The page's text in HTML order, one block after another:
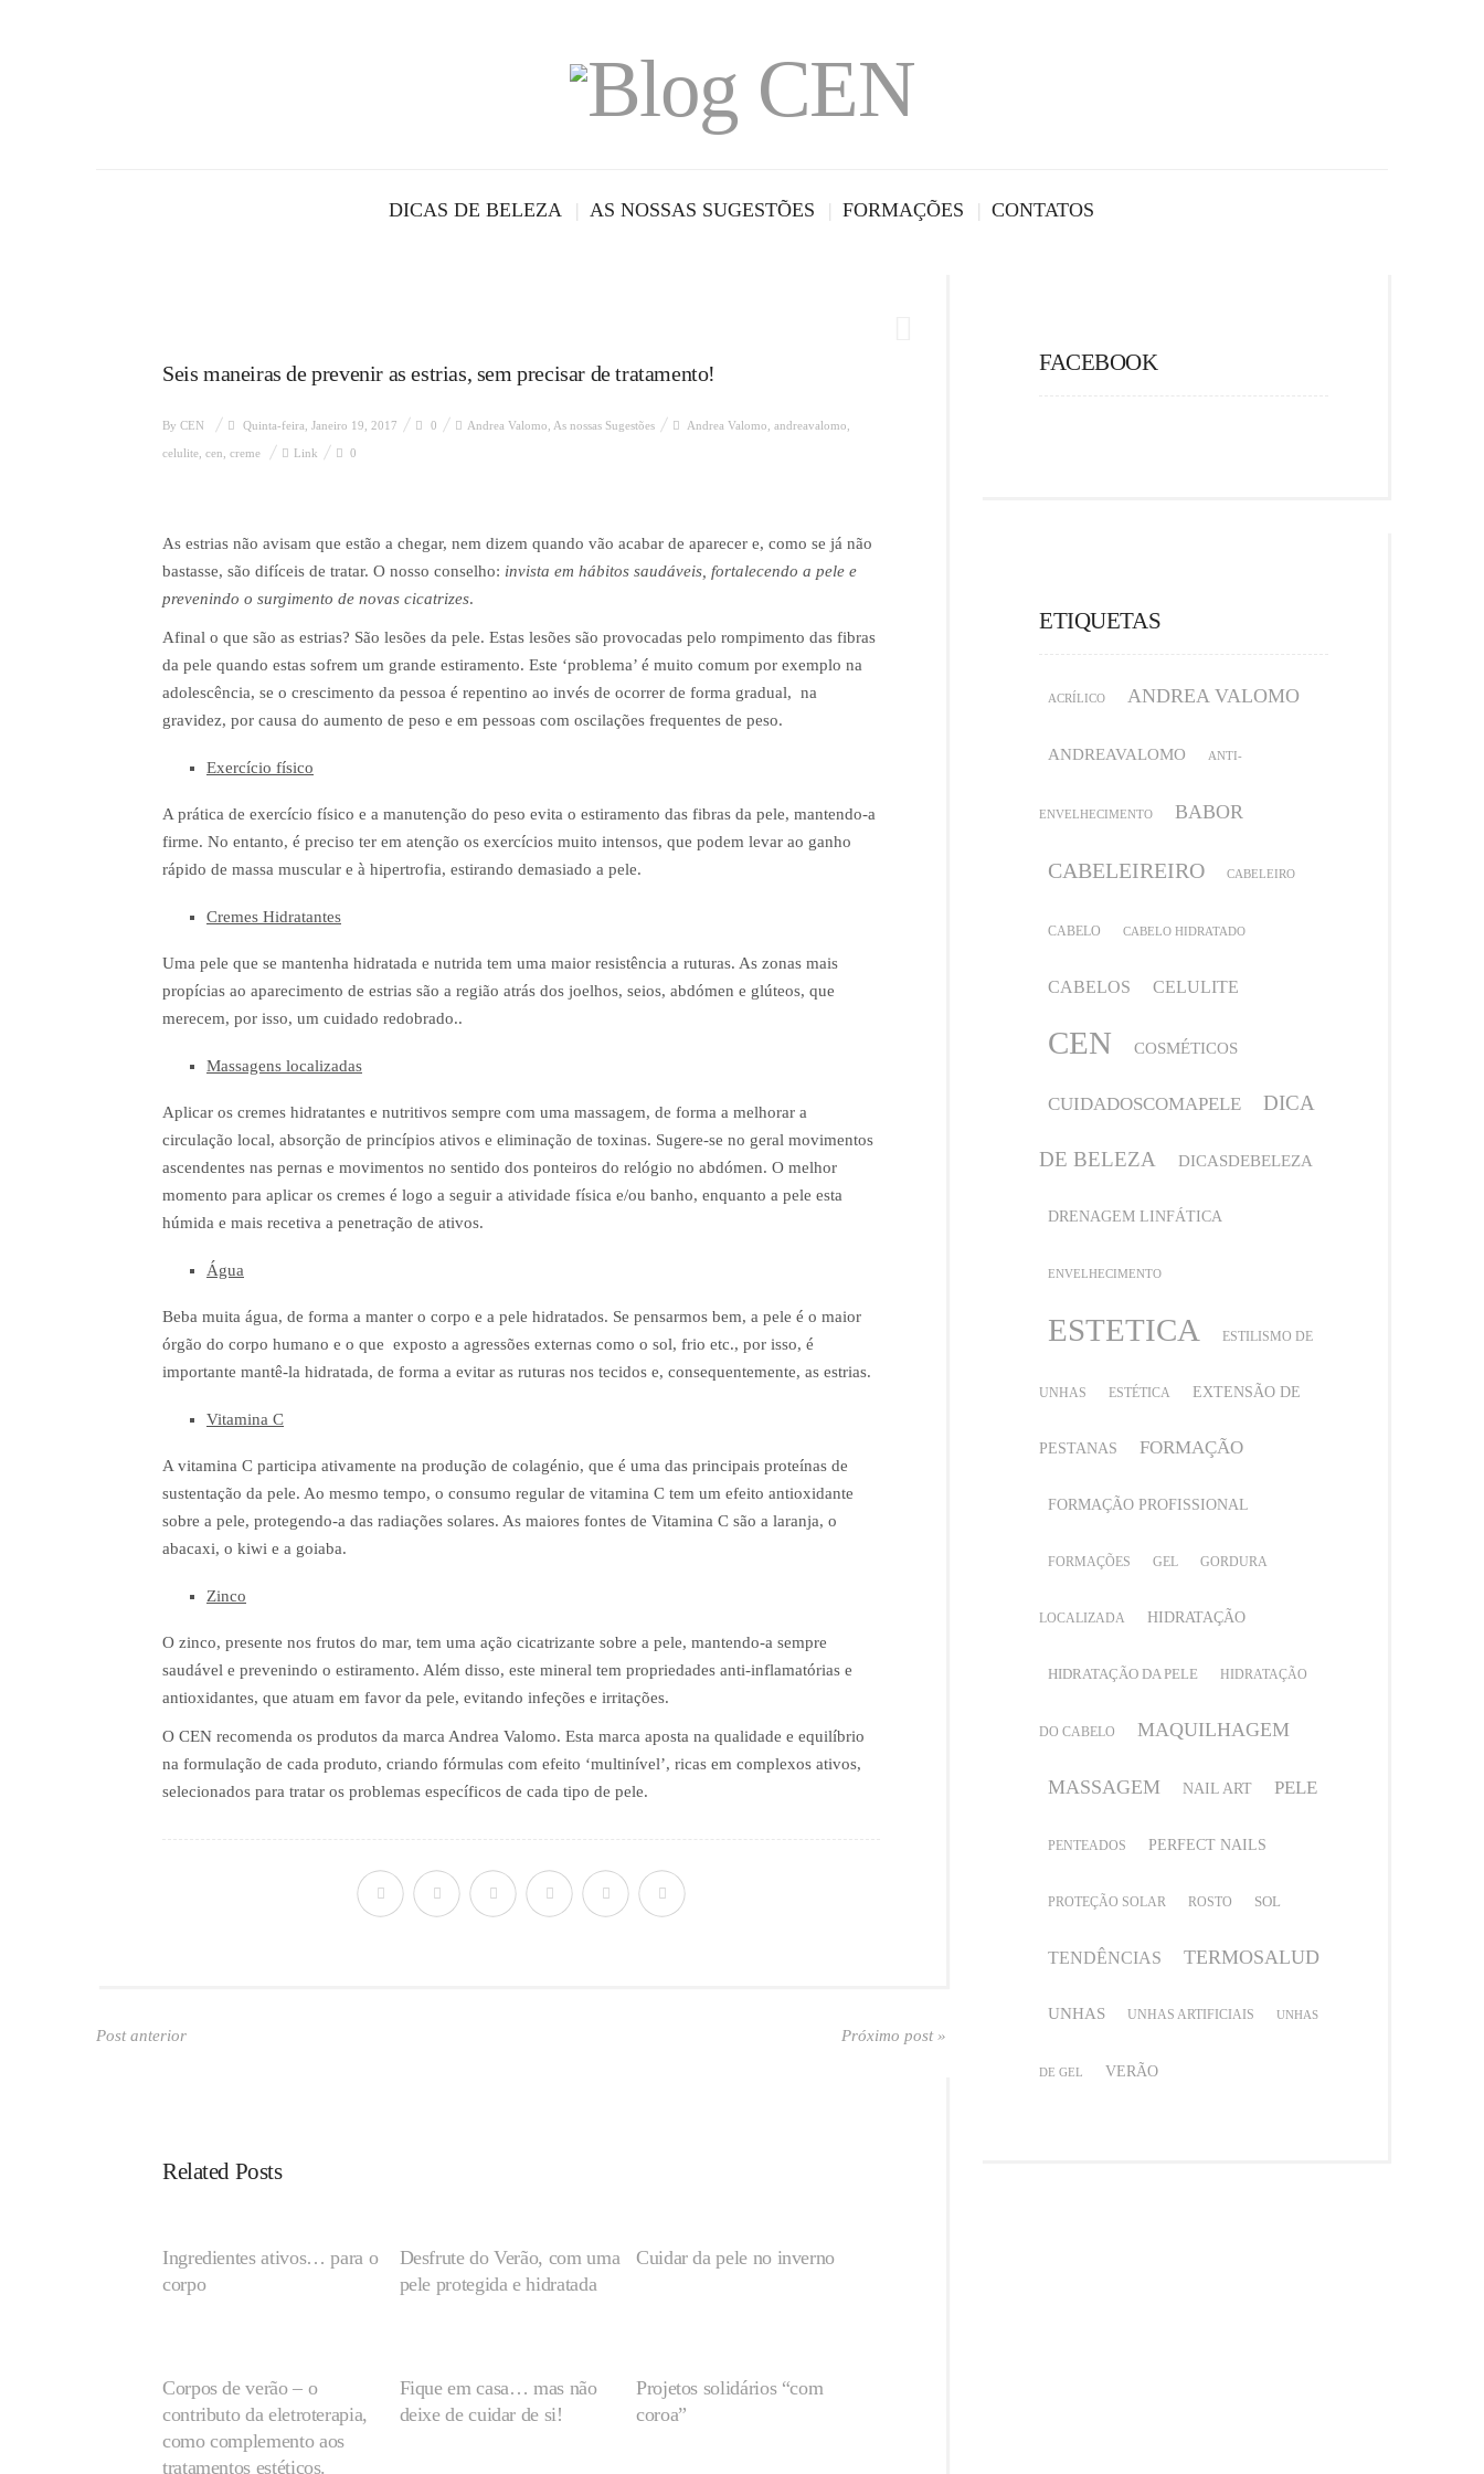
DICAS DE BELEZA AS NOSSAS SUGESTÕES FORMAÇÕES CONTATOS
Seis maneiras de prevenir as estrias, sem precisar de tratamento!
By CEN Quinta-feira, Janeiro 19, 2017 0 Andrea Valomo As nossas Sugestões Andrea Valomo andreavalomo
celulite cen creme Link 0
As estrias não avisam que estão a chegar, nem dizem quando vão acabar de aparecer e, como se já não
bastasse, são difíceis de tratar. O nosso conselho: invista em hábitos saudáveis, fortalecendo a pele e
prevenindo o surgimento de novas cicatrizes.
Afinal o que são as estrias? São lesões da pele. Estas lesões são provocadas pelo rompimento das fibras
da pele quando estas sofrem um grande estiramento. Este ‘problema’ é muito comum por exemplo na
adolescência, se o crescimento da pessoa é repentino ao invés de ocorrer de forma gradual, na
gravidez, por causa do aumento de peso e em pessoas com oscilações frequentes de peso.
Exercício físico
A prática de exercício físico e a manutenção do peso evita o estiramento das fibras da pele, mantendo-a
firme. No entanto, é preciso ter em atenção os exercícios muito intensos, que podem levar ao ganho
rápido de massa muscular e à hipertrofia, estirando demasiado a pele.
Cremes Hidratantes
Uma pele que se mantenha hidratada e nutrida tem uma maior resistência a ruturas. As zonas mais
propícias ao aparecimento de estrias são a região atrás dos joelhos, seios, abdómen e glúteos, que
merecem, por isso, um cuidado redobrado..
Massagens localizadas
Aplicar os cremes hidratantes e nutritivos sempre com uma massagem, de forma a melhorar a
circulação local, absorção de princípios ativos e eliminação de toxinas. Sugere-se no geral movimentos
ascendentes nas pernas e movimentos no sentido dos ponteiros do relógio no abdómen. O melhor
momento para aplicar os cremes é logo a seguir a atividade física e/ou banho, enquanto a pele esta
húmida e mais recetiva a penetração de ativos.
Água
Beba muita água, de forma a manter o corpo e a pele hidratados. Se pensarmos bem, a pele é o maior
órgão do corpo humano e o que exposto a agressões externas como o sol, frio etc., por isso, é
importante mantê-la hidratada, de forma a evitar as ruturas nos tecidos e, consequentemente, as estrias.
Vitamina C
A vitamina C participa ativamente na produção de colagénio, que é uma das principais proteínas de
sustentação da pele. Ao mesmo tempo, o consumo regular de vitamina C tem um efeito antioxidante
sobre a pele, protegendo-a das radiações solares. As maiores fontes de Vitamina C são a laranja, o
abacaxi, o kiwi e a goiaba.
Zinco
O zinco, presente nos frutos do mar, tem uma ação cicatrizante sobre a pele, mantendo-a sempre
saudável e prevenindo o estiramento. Além disso, este mineral tem propriedades anti-inflamatórias e
antioxidantes, que atuam em favor da pele, evitando infeções e irritações.
O CEN recomenda os produtos da marca Andrea Valomo. Esta marca aposta na qualidade e equilíbrio
na formulação de cada produto, criando fórmulas com efeito ‘multinível’, ricas em complexos ativos,
selecionados para tratar os problemas específicos de cada tipo de pele.
Post anterior Próximo post »
Related Posts
Ingredientes ativos… para o
corpo
Desfrute do Verão, com uma
pele protegida e hidratada
Cuidar da pele no inverno
Corpos de verão – o
contributo da eletroterapia,
como complemento aos
tratamentos estéticos.
Fique em casa… mas não
deixe de cuidar de si!
Projetos solidários “com
coroa”
FACEBOOK
ETIQUETAS
ACRÍLICO ANDREA VALOMO
ANDREAVALOMO ANTI-
ENVELHECIMENTO BABOR
CABELEIREIRO CABELEIRO
CABELO CABELO HIDRATADO
CABELOS CELULITE
CEN COSMÉTICOS
CUIDADOSCOMAPELE DICA
DE BELEZA DICASDEBELEZA
DRENAGEM LINFÁTICA
ENVELHECIMENTO
ESTETICA ESTILISMO DE
UNHAS ESTÉTICA EXTENSÃO DE
PESTANAS FORMAÇÃO
FORMAÇÃO PROFISSIONAL
FORMAÇÕES GEL GORDURA
LOCALIZADA HIDRATAÇÃO
HIDRATAÇÃO DA PELE HIDRATAÇÃO
DO CABELO MAQUILHAGEM
MASSAGEM NAIL ART PELE
PENTEADOS PERFECT NAILS
PROTEÇÃO SOLAR ROSTO SOL
TENDÊNCIAS TERMOSALUD
UNHAS UNHAS ARTIFICIAIS UNHAS
DE GEL VERÃO